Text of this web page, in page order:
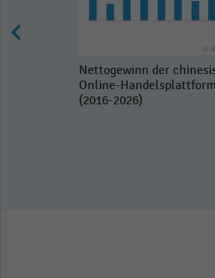
Nettogewinn der
Online-
(2016-2026)